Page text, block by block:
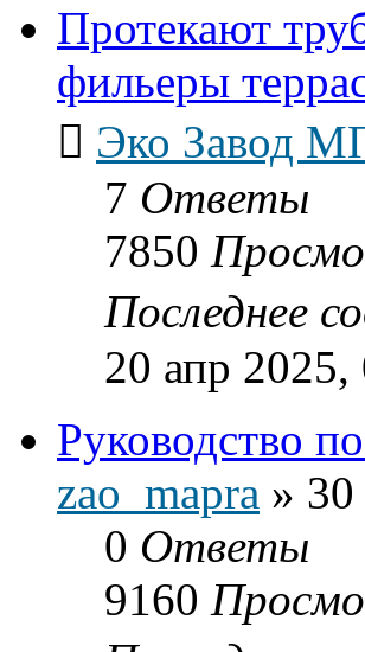
Протекают
фильеры
Эко Завод
7 Ответы
7850
Последнее
20 апр 2025,
Руководство
zao_mapra »
0 Ответы
9160